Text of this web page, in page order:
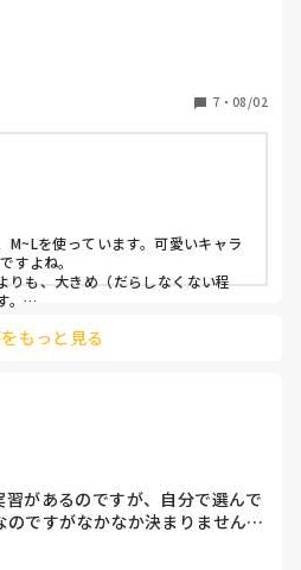
Lは大きいでしょうか？
いるところも
を購入しますか？
いるのですが、実際何枚あれば
だそうです
🙇🏻‍♀️
7 ・ 08/02
M~Lを使っています。可愛いキャラ
すよね。
りも、大きめ（だらしなくない程
。
と思いますが、洗い替えに2枚あれ
多いです！Sサイズエプロンもあ
もっと見る
があるのですが、自分で選んで
のですがなかなか決まりません…
、？保育士さん達の人間関係とか